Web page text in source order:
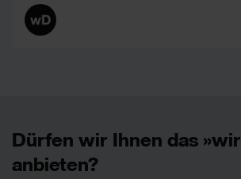
Dürfen wir Ihnen das
anbieten?